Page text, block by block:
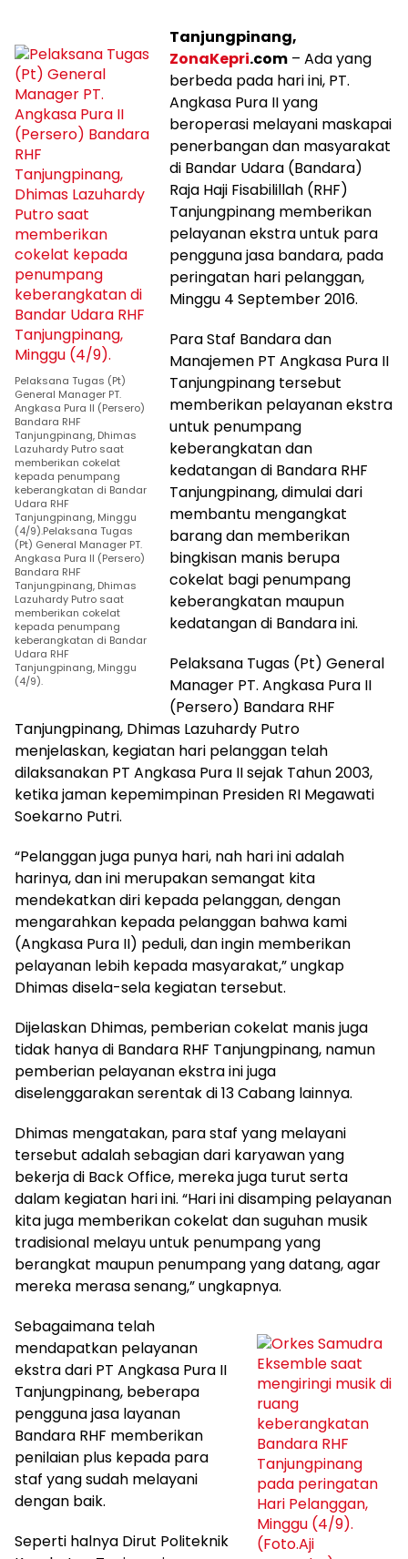
Pelaksana Tugas (Pt)
General Manager PT.
Angkasa Pura II (Persero)
Bandara RHF
Tanjungpinang, Dhimas
Lazuhardy Putro saat
memberikan cokelat
kepada penumpang
keberangkatan di Bandar
Udara RHF
Tanjungpinang, Minggu
(4/9).Pelaksana Tugas
(Pt) General Manager PT.
Angkasa Pura II (Persero)
Bandara RHF
Tanjungpinang, Dhimas
Lazuhardy Putro saat
memberikan cokelat
kepada penumpang
keberangkatan di Bandar
Udara RHF
Tanjungpinang, Minggu
(4/9).
Tanjungpinang,
ZonaKepri.com – Ada yang
berbeda pada hari ini, PT.
Angkasa Pura II yang
beroperasi melayani maskapai
penerbangan dan masyarakat
di Bandar Udara (Bandara)
Raja Haji Fisabilillah (RHF)
Tanjungpinang memberikan
pelayanan ekstra untuk para
pengguna jasa bandara, pada
peringatan hari pelanggan,
Minggu 4 September 2016.
Para Staf Bandara dan
Manajemen PT Angkasa Pura II
Tanjungpinang tersebut
memberikan pelayanan ekstra
untuk penumpang
keberangkatan dan
kedatangan di Bandara RHF
Tanjungpinang, dimulai dari
membantu mengangkat
barang dan memberikan
bingkisan manis berupa
cokelat bagi penumpang
keberangkatan maupun
kedatangan di Bandara ini.
Pelaksana Tugas (Pt) General
Manager PT. Angkasa Pura II
(Persero) Bandara RHF
Tanjungpinang, Dhimas Lazuhardy Putro
menjelaskan, kegiatan hari pelanggan telah
dilaksanakan PT Angkasa Pura II sejak Tahun 2003,
ketika jaman kepemimpinan Presiden RI Megawati
Soekarno Putri.
“Pelanggan juga punya hari, nah hari ini adalah
harinya, dan ini merupakan semangat kita
mendekatkan diri kepada pelanggan, dengan
mengarahkan kepada pelanggan bahwa kami
(Angkasa Pura II) peduli, dan ingin memberikan
pelayanan lebih kepada masyarakat,” ungkap
Dhimas disela-sela kegiatan tersebut.
Dijelaskan Dhimas, pemberian cokelat manis juga
tidak hanya di Bandara RHF Tanjungpinang, namun
pemberian pelayanan ekstra ini juga
diselenggarakan serentak di 13 Cabang lainnya.
Dhimas mengatakan, para staf yang melayani
tersebut adalah sebagian dari karyawan yang
bekerja di Back Office, mereka juga turut serta
dalam kegiatan hari ini. “Hari ini disamping pelayanan
kita juga memberikan cokelat dan suguhan musik
tradisional melayu untuk penumpang yang
berangkat maupun penumpang yang datang, agar
mereka merasa senang,” ungkapnya.
Sebagaimana telah
mendapatkan pelayanan
ekstra dari PT Angkasa Pura II
Tanjungpinang, beberapa
pengguna jasa layanan
Bandara RHF memberikan
penilaian plus kepada para
staf yang sudah melayani
dengan baik.
Seperti halnya Dirut Politeknik